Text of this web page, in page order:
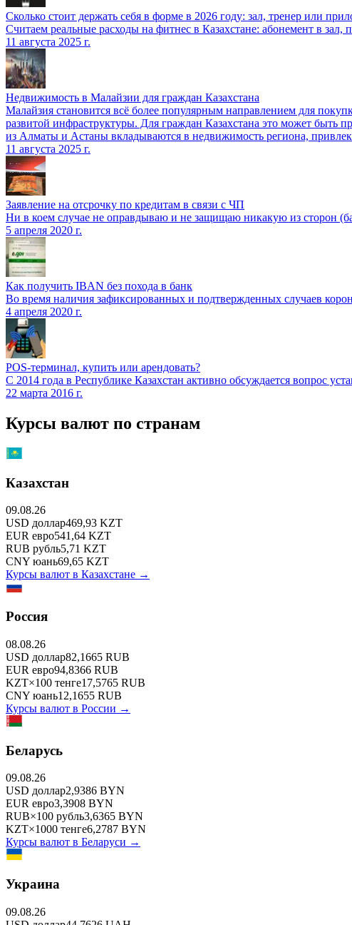
Сколько стоит держать себя в форме в 2026 году: зал, тренер или
Считаем реальные расходы на фитнес в Казахстане: абонемент в
11 августа 2025 г.
Недвижимость в Малайзии для граждан Казахстана
Малайзия становится всё более популярным направлением для
развитой инфраструктуры. Для граждан Казахстана это может быть
из Алматы и Астаны вкладываются в недвижимость региона,
11 августа 2025 г.
Заявление на отсрочку по кредитам в связи с ЧП
Ни в коем случае не оправдываю и не защищаю никакую из сторон
5 апреля 2020 г.
Как получить IBAN без похода в банк
Во время наличия зафиксированных и подтвержденных случаев
4 апреля 2020 г.
POS-терминал, купить или арендовать?
С 2014 года в Республике Казахстан активно обсуждается вопрос
22 марта 2016 г.
Курсы валют по странам
Казахстан
09.08.26
USD доллар469,93 KZT
EUR евро541,64 KZT
RUB рубль5,71 KZT
CNY юань69,65 KZT
Курсы валют в Казахстане →
Россия
08.08.26
USD доллар82,1665 RUB
EUR евро94,8366 RUB
KZT×100 тенге17,5765 RUB
CNY юань12,1655 RUB
Курсы валют в России →
Беларусь
09.08.26
USD доллар2,9386 BYN
EUR евро3,3908 BYN
RUB×100 рубль3,6365 BYN
KZT×1000 тенге6,2787 BYN
Курсы валют в Беларуси →
Украина
09.08.26